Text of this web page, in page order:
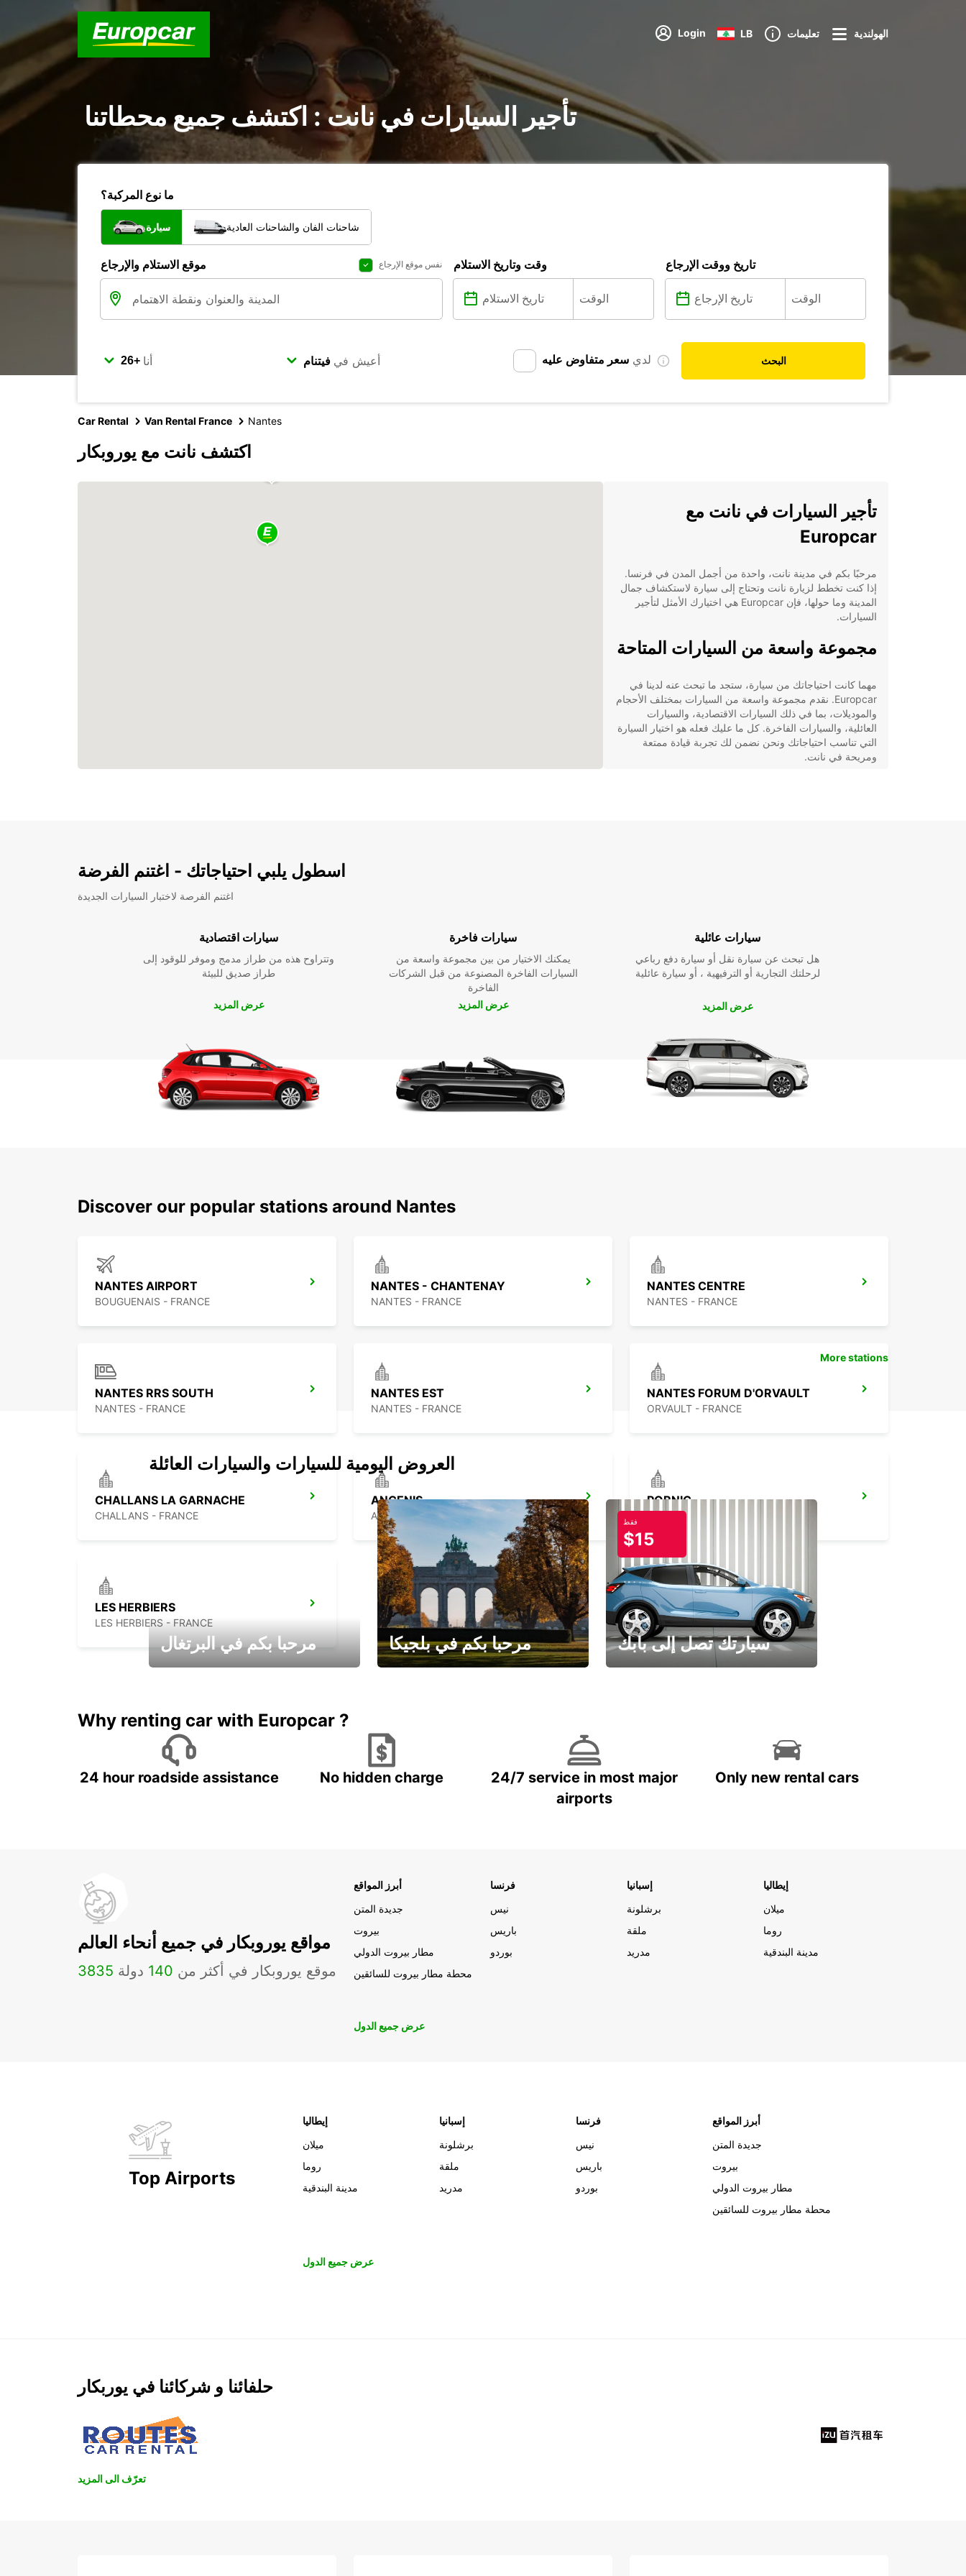
Login LB تعليمات الهولندية
تأجير السيارات في نانت : اكتشف جميع محطاتنا
ما نوع المركبة؟
سيارة شاحنات الفان والشاحنات العادية
موقع الاستلام والإرجاع نفس موقع الإرجاع وقت وتاريخ الاستلام تاريخ ووقت الإرجاع
أنا أعيش في لدي سعر متفاوض عليه البحث
Car Rental Van Rental France Nantes
اكتشف نانت مع يوروبكار
تأجير السيارات في نانت مع
Europcar
مرحبًا بكم في مدينة نانت، واحدة من أجمل المدن في فرنسا.
إذا كنت تخطط لزيارة نانت وتحتاج إلى سيارة لاستكشاف جمال
المدينة وما حولها، فإن Europcar هي اختيارك الأمثل لتأجير
السيارات.
مجموعة واسعة من السيارات المتاحة
مهما كانت احتياجاتك من سيارة، ستجد ما تبحث عنه لدينا في
Europcar. نقدم مجموعة واسعة من السيارات بمختلف الأحجام
والموديلات، بما في ذلك السيارات الاقتصادية، والسيارات
العائلية، والسيارات الفاخرة. كل ما عليك فعله هو اختيار السيارة
التي تناسب احتياجاتك ونحن نضمن لك تجربة قيادة ممتعة
ومريحة في نانت.
في Europcar، نسهل عليك عملية حجز السيارة عبر الإنترنت
بخطوات بسيطة وسريعة. ما عليك سوى زيارة موقعنا
الإلكتروني، اختيار موقع وتاريخ الاستلام والتسليم، واختيار
السيارة المفضلة لديك، وسنهتم بباقي التفاصيل لضمان وصولك
باختيار Europcar لتأجير السيارات في نانت، يمكنك الاستمتاع
برحلة استكشافية آمنة ومريحة على مزاجك. تجول في شوارع
المدينة، قم بزيارة المعالم السياحية الشهيرة، واستمتع بجمال
اسطول يلبي احتياجاتك - اغتنم الفرضة
اغتنم الفرصة لاختبار السيارات الجديدة
سيارات اقتصادية
وتتراوح هذه من طراز مدمج وموفر للوقود إلى
طراز صديق للبيئة
عرض المزيد
سيارات فاخرة
يمكنك الاختيار من بين مجموعة واسعة من
السيارات الفاخرة المصنوعة من قبل الشركات
الفاخرة
عرض المزيد
سيارات عائلية
هل تبحث عن سيارة نقل أو سيارة دفع رباعي
لرحلتك التجارية أو الترفيهية ، أو سيارة عائلية
عرض المزيد
Discover our popular stations around Nantes
NANTES AIRPORT
BOUGUENAIS - FRANCE
NANTES - CHANTENAY
NANTES - FRANCE
NANTES CENTRE
NANTES - FRANCE
NANTES RRS SOUTH
NANTES - FRANCE
NANTES EST
NANTES - FRANCE
NANTES FORUM D'ORVAULT
ORVAULT - FRANCE
CHALLANS LA GARNACHE
CHALLANS - FRANCE
ANCENIS
ANCENIS - FRANCE
PORNIC
PORNIC - FRANCE
LES HERBIERS
LES HERBIERS - FRANCE
More stations
العروض اليومية للسيارات والسيارات العائلة
مرحبا بكم في البرتغال مرحبا بكم في بلجيكا
فقط
$15
سيارتك تصل إلى بابك
Why renting car with Europcar ?
24 hour roadside assistance No hidden charge
24/7 service in most major
airports
Only new rental cars
مواقع يوروبكار في جميع أنحاء العالم
3835 موقع يوروبكار في أكثر من 140 دولة
أبرز المواقع
جديدة المتن
بيروت
مطار بيروت الدولي
محطة مطار بيروت للسائقين
فرنسا
نيس
باريس
بوردو
إسبانيا
برشلونة
ملقة
مدريد
إيطاليا
ميلان
روما
مدينة البندقية
عرض جميع الدول
Top Airports
إيطاليا
ميلان
روما
مدينة البندقية
إسبانيا
برشلونة
ملقة
مدريد
فرنسا
نيس
باريس
بوردو
أبرز المواقع
جديدة المتن
بيروت
مطار بيروت الدولي
محطة مطار بيروت للسائقين
عرض جميع الدول
حلفائنا و شركائنا في يوربكار
تعرّف الى المزيد